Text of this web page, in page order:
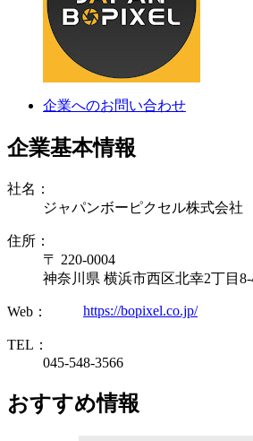
企業へのお問い合わせ
企業基本情報
社名：
ジャパンボーピクセル株式会社
住所：
〒 220-0004
神奈川県 横浜市西区北幸2丁目
Web： https://bopixel.co.jp/
TEL：
045-548-3566
おすすめ情報